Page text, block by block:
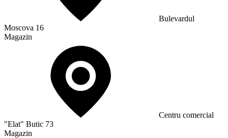
Bulevardul
Moscova 16
Magazin
Сentru comercial
"Elat" Butic 73
Magazin